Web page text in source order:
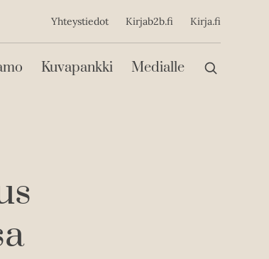
Yhteystiedot Kirjab2b.fi Kirja.fi
Kuvapankki Medialle